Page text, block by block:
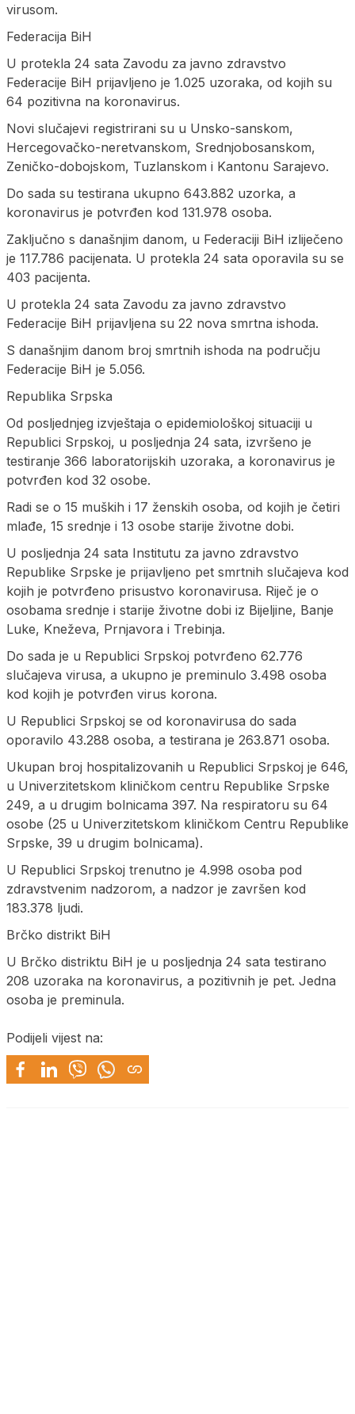
virusom.
Federacija BiH
U protekla 24 sata Zavodu za javno zdravstvo
Federacije BiH prijavljeno je 1.025 uzoraka, od kojih su
64 pozitivna na koronavirus.
Novi slučajevi registrirani su u Unsko-sanskom,
Hercegovačko-neretvanskom, Srednjobosanskom,
Zeničko-dobojskom, Tuzlanskom i Kantonu Sarajevo.
Do sada su testirana ukupno 643.882 uzorka, a
koronavirus je potvrđen kod 131.978 osoba.
Zaključno s današnjim danom, u Federaciji BiH izliječeno
je 117.786 pacijenata. U protekla 24 sata oporavila su se
403 pacijenta.
U protekla 24 sata Zavodu za javno zdravstvo
Federacije BiH prijavljena su 22 nova smrtna ishoda.
S današnjim danom broj smrtnih ishoda na području
Federacije BiH je 5.056.
Republika Srpska
Od posljednjeg izvještaja o epidemiološkoj situaciji u
Republici Srpskoj, u posljednja 24 sata, izvršeno je
testiranje 366 laboratorijskih uzoraka, a koronavirus je
potvrđen kod 32 osobe.
Radi se o 15 muških i 17 ženskih osoba, od kojih je četiri
mlađe, 15 srednje i 13 osobe starije životne dobi.
U posljednja 24 sata Institutu za javno zdravstvo
Republike Srpske je prijavljeno pet smrtnih slučajeva kod
kojih je potvrđeno prisustvo koronavirusa. Riječ je o
osobama srednje i starije životne dobi iz Bijeljine, Banje
Luke, Kneževa, Prnjavora i Trebinja.
Do sada je u Republici Srpskoj potvrđeno 62.776
slučajeva virusa, a ukupno je preminulo 3.498 osoba
kod kojih je potvrđen virus korona.
U Republici Srpskoj se od koronavirusa do sada
oporavilo 43.288 osoba, a testirana je 263.871 osoba.
Ukupan broj hospitalizovanih u Republici Srpskoj je 646,
u Univerzitetskom kliničkom centru Republike Srpske
249, a u drugim bolnicama 397. Na respiratoru su 64
osobe (25 u Univerzitetskom kliničkom Centru Republike
Srpske, 39 u drugim bolnicama).
U Republici Srpskoj trenutno je 4.998 osoba pod
zdravstvenim nadzorom, a nadzor je završen kod
183.378 ljudi.
Brčko distrikt BiH
U Brčko distriktu BiH je u posljednja 24 sata testirano
208 uzoraka na koronavirus, a pozitivnih je pet. Jedna
osoba je preminula.
Podijeli vijest na: